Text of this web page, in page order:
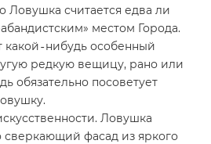
Ловушка считается едва ли
местом Города.
какой‑нибудь особенный
редкую вещицу, рано или
обязательно посоветует
Ловушка
сверкающий фасад из яркого